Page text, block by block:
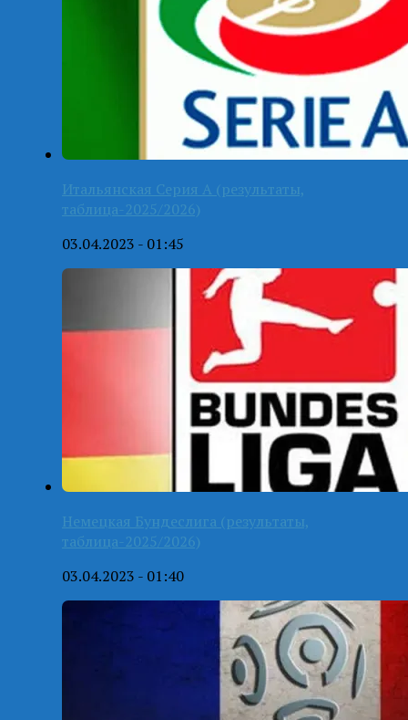
Итальянская Серия А (результаты,
таблица-2025/2026)
03.04.2023 - 01:45
Немецкая Бундеслига (результаты,
таблица-2025/2026)
03.04.2023 - 01:40